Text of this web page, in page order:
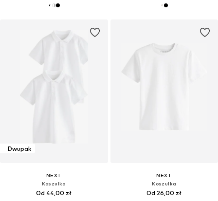
Dwupak
NEXT
Koszulka
Od 44,00 zł
NEXT
Koszulka
Od 26,00 zł